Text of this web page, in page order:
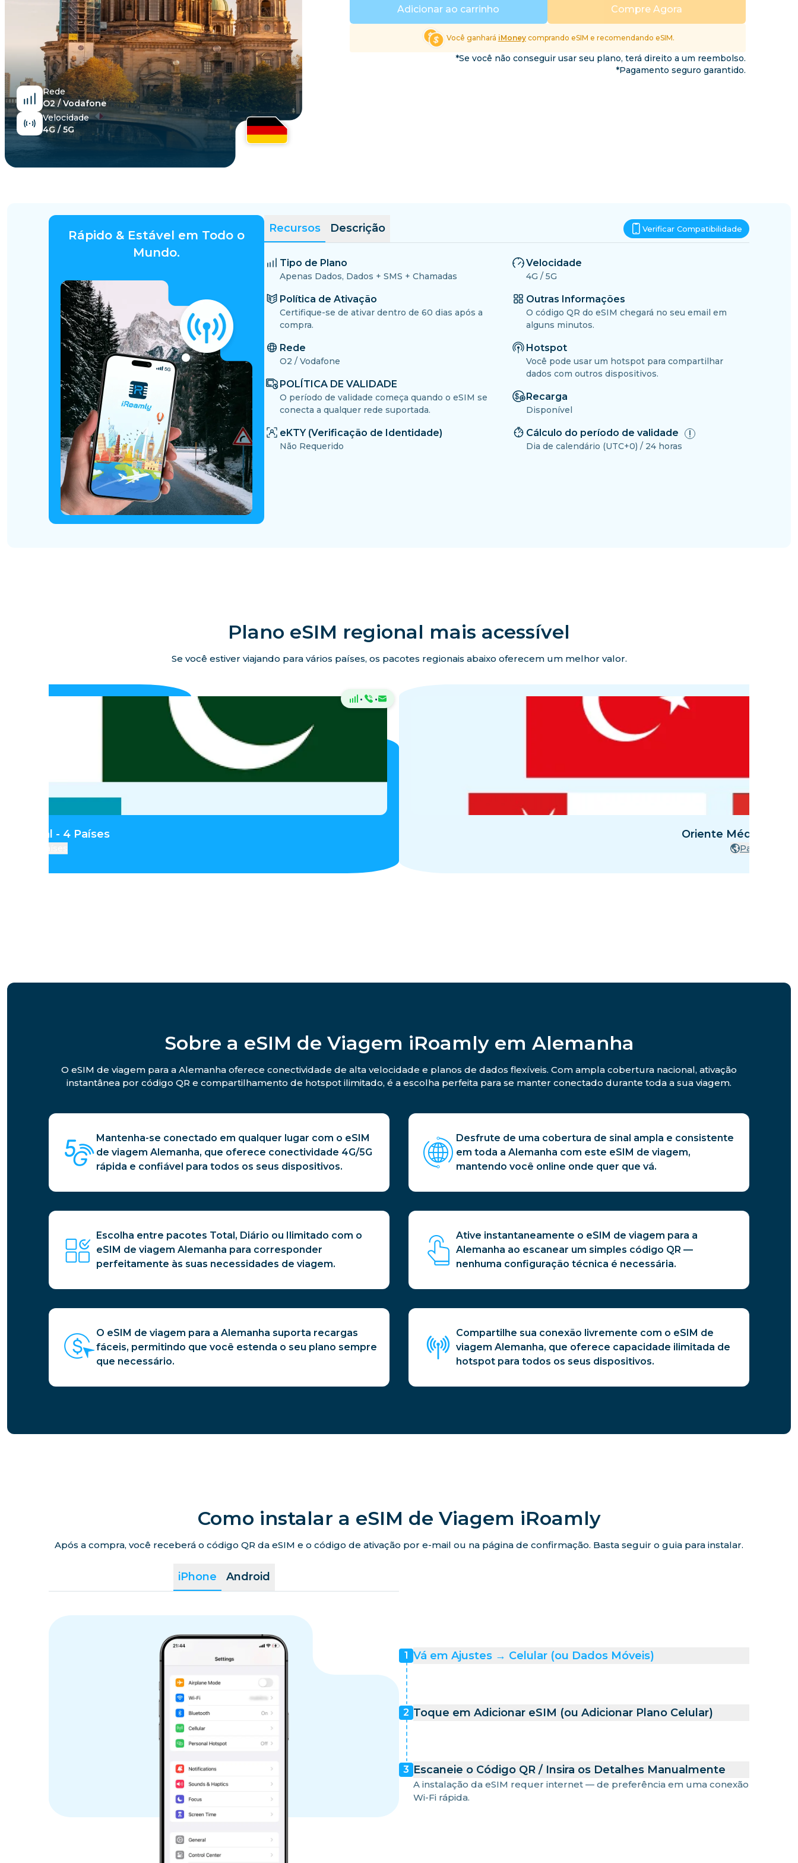
Explore Todos os Destinos
Rede
O2 / Vodafone
Velocidade
4G / 5G
Adicionar ao carrinho Compre Agora
Você ganhará iMoneycomprando eSIM e recomendando eSIM.
*Se você não conseguir usar seu plano, terá direito a um reembolso.
*Pagamento seguro garantido.
Rápido & Estável em Todo o
Mundo.
Recursos Descrição Verificar Compatibilidade
Tipo de Plano
Apenas Dados, Dados + SMS + Chamadas
Política de Ativação
Certifique-se de ativar dentro de 60 dias após a
compra.
Rede
O2 / Vodafone
POLÍTICA DE VALIDADE
O período de validade começa quando o eSIM se
conecta a qualquer rede suportada.
eKTY (Verificação de Identidade)
Não Requerido
Velocidade
4G / 5G
Outras Informações
O código QR do eSIM chegará no seu email em
alguns minutos.
Hotspot
Você pode usar um hotspot para compartilhar
dados com outros dispositivos.
Recarga
Disponível
Cálculo do período de validade
Dia de calendário (UTC+0) / 24 horas
Plano eSIM regional mais acessível
Se você estiver viajando para vários países, os pacotes regionais abaixo oferecem um melhor valor.
· ·
Central - 4 Países Oriente Médio - 8
Países
Sobre a eSIM de Viagem iRoamly em Alemanha
O eSIM de viagem para a Alemanha oferece conectividade de alta velocidade e planos de dados flexíveis. Com ampla cobertura nacional, ativação
instantânea por código QR e compartilhamento de hotspot ilimitado, é a escolha perfeita para se manter conectado durante toda a sua viagem.
Mantenha-se conectado em qualquer lugar com o eSIM
de viagem Alemanha, que oferece conectividade 4G/5G
rápida e confiável para todos os seus dispositivos.
Desfrute de uma cobertura de sinal ampla e consistente
em toda a Alemanha com este eSIM de viagem,
mantendo você online onde quer que vá.
Escolha entre pacotes Total, Diário ou Ilimitado com o
eSIM de viagem Alemanha para corresponder
perfeitamente às suas necessidades de viagem.
Ative instantaneamente o eSIM de viagem para a
Alemanha ao escanear um simples código QR —
nenhuma configuração técnica é necessária.
O eSIM de viagem para a Alemanha suporta recargas
fáceis, permitindo que você estenda o seu plano sempre
que necessário.
Compartilhe sua conexão livremente com o eSIM de
viagem Alemanha, que oferece capacidade ilimitada de
hotspot para todos os seus dispositivos.
Como instalar a eSIM de Viagem iRoamly
Após a compra, você receberá o código QR da eSIM e o código de ativação por e-mail ou na página de confirmação. Basta seguir o guia para instalar.
iPhone Android
1 Vá em Ajustes → Celular (ou Dados Móveis)
2 Toque em Adicionar eSIM (ou Adicionar Plano Celular)
3 Escaneie o Código QR / Insira os Detalhes Manualmente
A instalação da eSIM requer internet — de preferência em uma conexão
Wi-Fi rápida.